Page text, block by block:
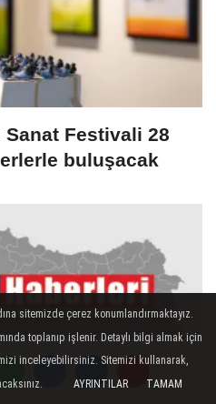
Sanat Festivali 28
buluşacak
sitemizde çerez konumlandırmaktayız.
toplanıp işlenir. Detaylı bilgi almak için
inceleyebilirsiniz. Sitemizi kullanarak,
AYRINTILAR TAMAM